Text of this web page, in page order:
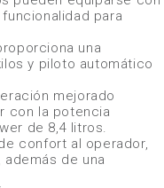
para
una
y piloto automático
mejorado
con la potencia
de 8,4 litros.
confort al operador,
de una